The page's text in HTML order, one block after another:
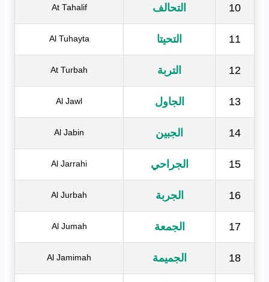
10 التحالف At Tahalif
11 التحيتا Al Tuhayta
12 التربة At Turbah
13 الجاول Al Jawl
14 الجبين Al Jabin
15 الجراحي Al Jarrahi
16 الجربة Al Jurbah
17 الجمعة Al Jumah
18 الجميمة Al Jamimah